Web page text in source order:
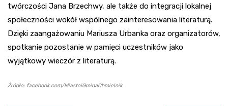
twórczości Jana Brzechwy, ale także do integracji lokalnej
społeczności wokół wspólnego zainteresowania literaturą.
Dzięki zaangażowaniu Mariusza Urbanka oraz organizatorów,
spotkanie pozostanie w pamięci uczestników jako
wyjątkowy wieczór z literaturą.
Źródło: facebook.com/MiastoiGminaChmielnik